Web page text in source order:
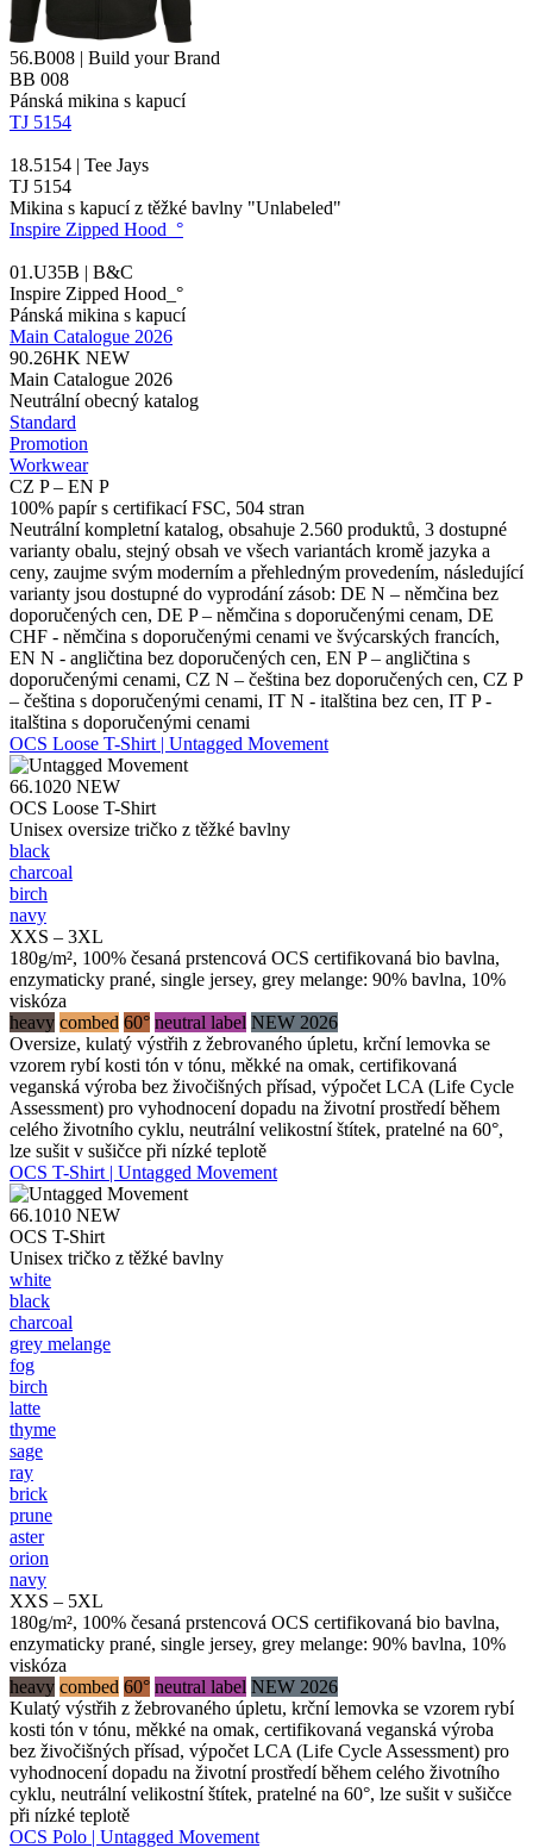
56.B008 | Build your Brand
BB 008
Pánská mikina s kapucí
TJ 5154
18.5154 | Tee Jays
TJ 5154
Mikina s kapucí z těžké bavlny "Unlabeled"
Inspire Zipped Hood_°
01.U35B | B&C
Inspire Zipped Hood_°
Pánská mikina s kapucí
Main Catalogue 2026
90.26HK NEW
Main Catalogue 2026
Neutrální obecný katalog
Standard
Promotion
Workwear
CZ P – EN P
100% papír s certifikací FSC, 504 stran
Neutrální kompletní katalog, obsahuje 2.560 produktů, 3 dostupné
varianty obalu, stejný obsah ve všech variantách kromě jazyka a
ceny, zaujme svým moderním a přehledným provedením, následující
varianty jsou dostupné do vyprodání zásob: DE N – němčina bez
doporučených cen, DE P – němčina s doporučenými cenam, DE
CHF - němčina s doporučenými cenami ve švýcarských francích,
EN N - angličtina bez doporučených cen, EN P – angličtina s
doporučenými cenami, CZ N – čeština bez doporučených cen, CZ P
– čeština s doporučenými cenami, IT N - italština bez cen, IT P -
italština s doporučenými cenami
OCS Loose T-Shirt | Untagged Movement
66.1020 NEW
OCS Loose T-Shirt
Unisex oversize tričko z těžké bavlny
black
charcoal
birch
navy
XXS – 3XL
180g/m², 100% česaná prstencová OCS certifikovaná bio bavlna,
enzymaticky prané, single jersey, grey melange: 90% bavlna, 10%
viskóza
heavy combed 60° neutral label NEW 2026
Oversize, kulatý výstřih z žebrovaného úpletu, krční lemovka se
vzorem rybí kosti tón v tónu, měkké na omak, certifikovaná
veganská výroba bez živočišných přísad, výpočet LCA (Life Cycle
Assessment) pro vyhodnocení dopadu na životní prostředí během
celého životního cyklu, neutrální velikostní štítek, pratelné na 60°,
lze sušit v sušičce při nízké teplotě
OCS T-Shirt | Untagged Movement
66.1010 NEW
OCS T-Shirt
Unisex tričko z těžké bavlny
white
black
charcoal
grey melange
fog
birch
latte
thyme
sage
ray
brick
prune
aster
orion
navy
XXS – 5XL
180g/m², 100% česaná prstencová OCS certifikovaná bio bavlna,
enzymaticky prané, single jersey, grey melange: 90% bavlna, 10%
viskóza
heavy combed 60° neutral label NEW 2026
Kulatý výstřih z žebrovaného úpletu, krční lemovka se vzorem rybí
kosti tón v tónu, měkké na omak, certifikovaná veganská výroba
bez živočišných přísad, výpočet LCA (Life Cycle Assessment) pro
vyhodnocení dopadu na životní prostředí během celého životního
cyklu, neutrální velikostní štítek, pratelné na 60°, lze sušit v sušičce
při nízké teplotě
OCS Polo | Untagged Movement